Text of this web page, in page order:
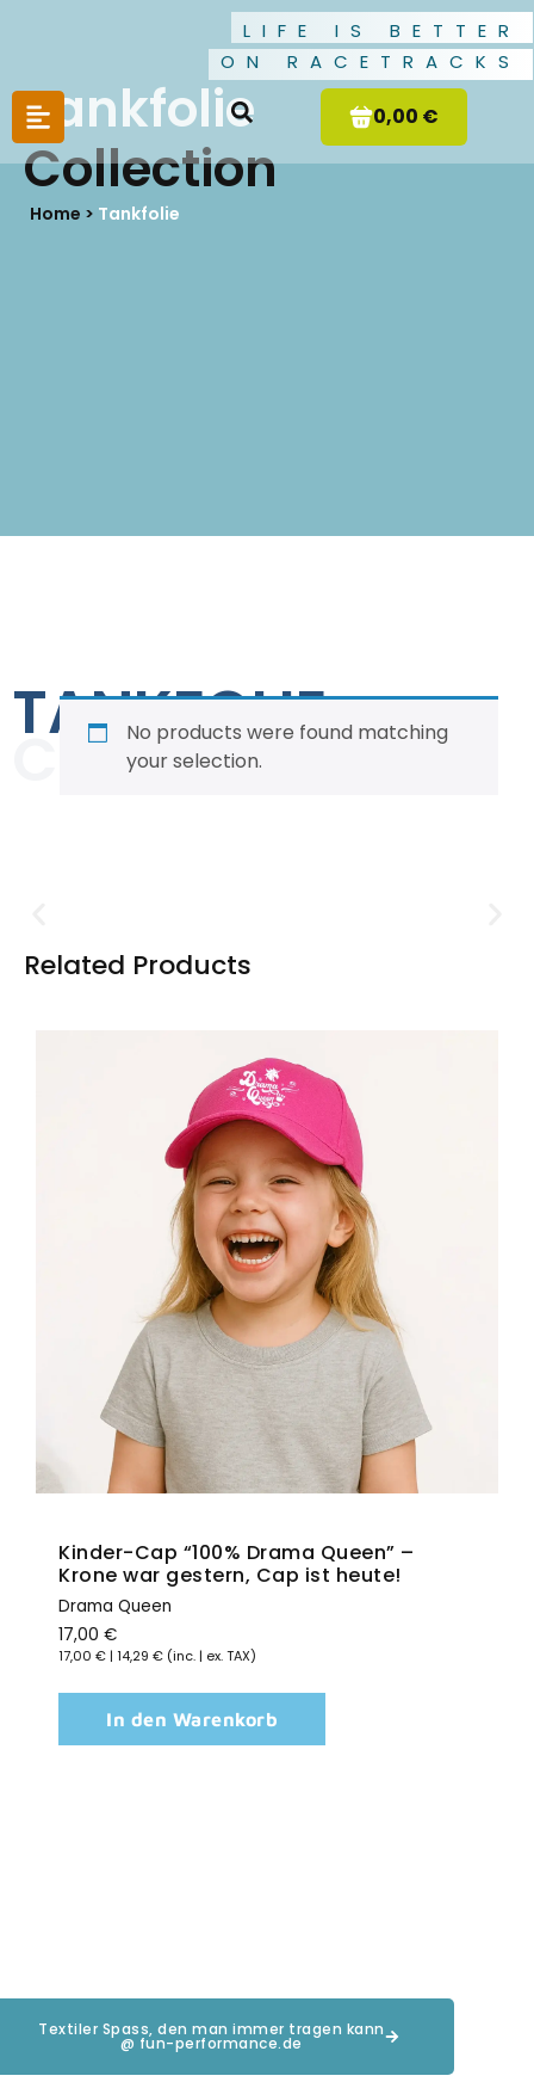
LIFE IS BETTER
ON RACETRACKS
0,00 €
Tankfolie
Collection
Home > Tankfolie
TANKFOLIE
COLLECTION
No products were found matching
your selection.
T-Shirts, Hoodies und Jacken
alles um einzigartige Designs und markante Sprüche,
die Deinen Alltag mit Rennsport-Vibes und einer Prise
Humor aufpeppen. Perfekt für Motorsportbegeisterte
und alle, die ihre Leidenschaft mit Stil und
Selbstironie zeigen wollen.
Hier klicken
Related Products
Kinder-Cap “100% Drama Queen” –
Krone war gestern, Cap ist heute!
Drama Queen
17,00€
17,00€ |14,29€ (inc. | ex. TAX)
In den Warenkorb
Textiler Spass, den man immer tragen kann
@ fun-performance.de